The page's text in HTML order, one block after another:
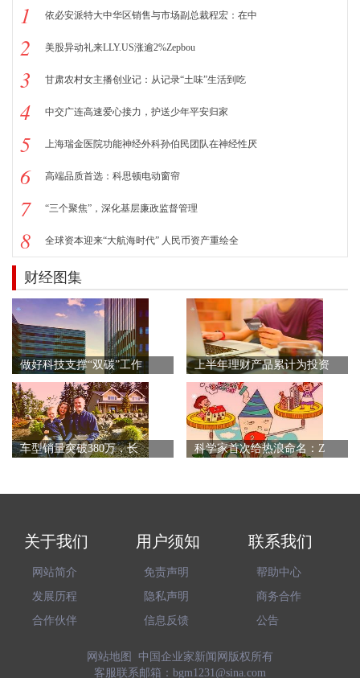
1 依必安派特大中华区销售与市场副总裁程宏：在中
2 美股异动礼来LLY.US涨逾2%Zepbou
3 甘肃农村女主播创业记：从记录“土味”生活到吃
4 中交广连高速爱心接力，护送少年平安归家
5 上海瑞金医院功能神经外科孙伯民团队在神经性厌
6 高端品质首选：科思顿电动窗帘
7 “三个聚焦”，深化基层廉政监督管理
8 全球资本迎来“大航海时代” 人民币资产重绘全
财经图集
做好科技支撑“双碳”工作 上半年理财产品累计为投资
车型销量突破380万，长 科学家首次给热浪命名：Z
关于我们
网站简介
发展历程
合作伙伴
用户须知
免责声明
隐私声明
信息反馈
联系我们
帮助中心
商务合作
公告
网站地图 中国企业家新闻网 版权所有
客服联系邮箱：bgm1231@sina.com